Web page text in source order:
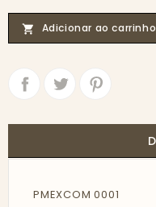
 Adicionar ao carrinho
PMEXCOM 0001